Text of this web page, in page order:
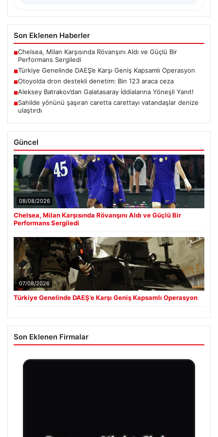
Son Eklenen Haberler
■Chelsea, Milan Karşısında Rövanşını Aldı ve Güçlü Bir
Performans Sergiledi
■Türkiye Genelinde DAEŞ’e Karşı Geniş Kapsamlı Operasyon
■Otoyolda dron destekli denetim: Bin 123 araca ceza
■Aleksey Batrakov’dan Galatasaray İddialarına Yöneşli Yanıt!
■Sahilde yönünü şaşıran caretta carettayı vatandaşlar denize
ulaştırdı
Güncel
08/08/2026
Chelsea, Milan Karşısında Rövanşını Aldı ve Güçlü Bir
Performans Sergiledi
07/08/2026
Türkiye Genelinde DAEŞ’e Karşı Geniş Kapsamlı Operasyon
Son Eklenen Firmalar